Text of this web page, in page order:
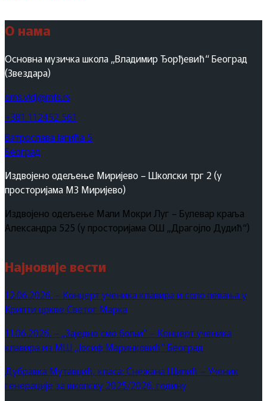
О нама
Основна музичка школа „Владимир Ђорђевић“ Београд
(Звездара)
oms.vldj@mts.rs
+381 112452 561
Ватрослава Јагића 5
Београд
Издвојено одељење Миријево – Школски трг 2 (у
просторијама МЗ Миријево)
Издвојено одељење Мали Мокри Луг – Булевар краља
Александра 525 (у просторијама ОШ „Драгојло Дудић“)
Најновије вести
12.06.2026. – Концерт ученика клавира и соло певања у
Крипти цркве Светог Марка
11.06.2026. – „Заједно смо бољи“ – Концерт ученика
клавира из МШ „Јосиф Маринковић“ Београд
Дубравка Мутавџић, класа: Снежана Шипић – Ученик
генерације за школску 2025/2026. годину